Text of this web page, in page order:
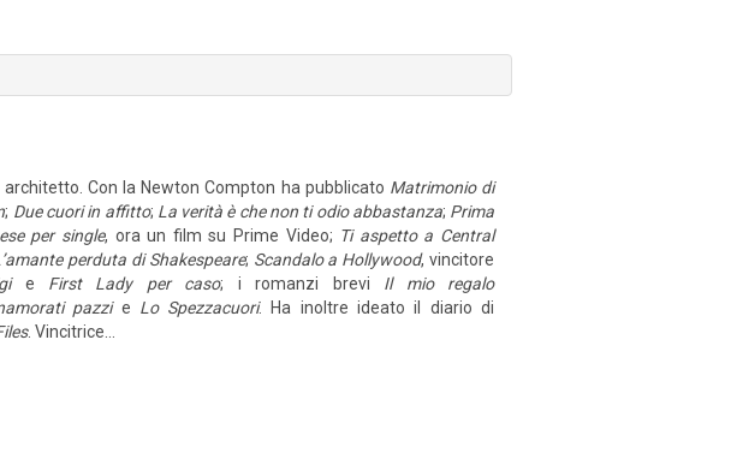
Con la Newton Compton ha pubblicato Matrimonio di
; Due cuori in affitto; La verità è che non ti odio abbastanza; Prima
per single, ora un film su Prime Video; Ti aspetto a Central
perduta di Shakespeare; Scandalo a Hollywood, vincitore
e First Lady per caso; i romanzi brevi Il mio regalo
pazzi e Lo Spezzacuori. Ha inoltre ideato il diario di
. Vincitrice...